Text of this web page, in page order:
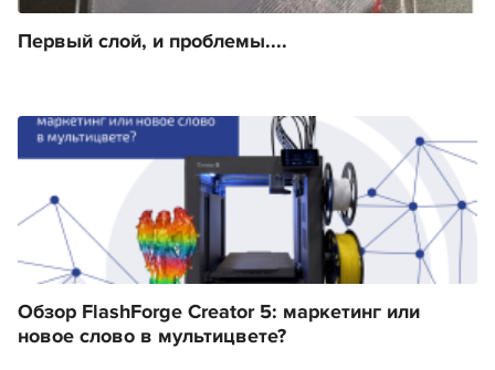
Первый слой, и проблемы....
Обзор FlashForge Creator 5: маркетинг или
новое слово в мультицвете?